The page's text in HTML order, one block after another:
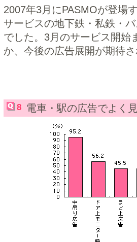
2007年3月にPASMOが登場
サービスの地下鉄・私鉄・
でした。3月のサービス開始
か、今後の広告展開が期待
8 電車・駅の広告でよく